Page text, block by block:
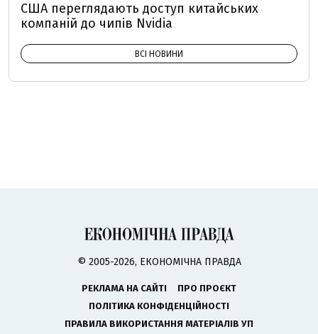
США переглядають доступ китайських
компаній до чипів Nvidia
ВСІ НОВИНИ
© 2005-2026, ЕКОНОМІЧНА ПРАВДА
РЕКЛАМА НА САЙТІ
ПРО ПРОЄКТ
ПОЛІТИКА КОНФІДЕНЦІЙНОСТІ
ПРАВИЛА ВИКОРИСТАННЯ МАТЕРІАЛІВ УП